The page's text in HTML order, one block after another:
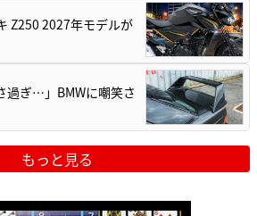
Z250 2027年モデルが
過ぎ…」BMWに嘲笑さ
もっと見る